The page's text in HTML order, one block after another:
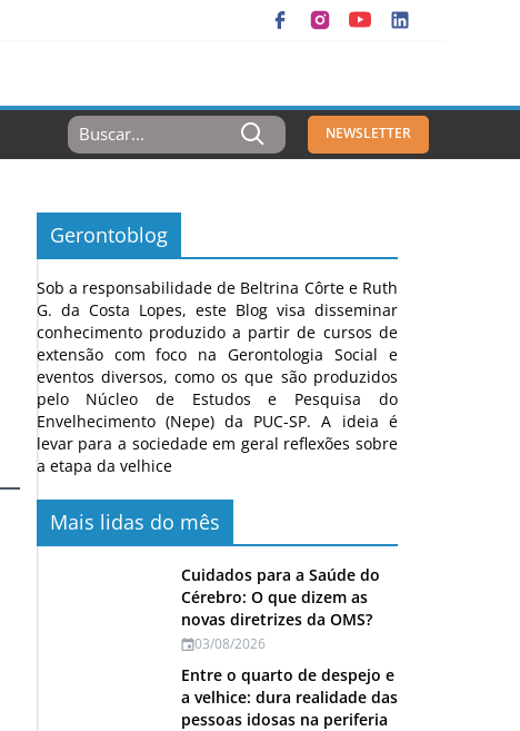
Resultados
Para:
NEWSLETTER
Gerontoblog
Sob a responsabilidade de Beltrina Côrte e Ruth
G. da Costa Lopes, este Blog visa disseminar
conhecimento produzido a partir de cursos de
extensão com foco na Gerontologia Social e
eventos diversos, como os que são produzidos
pelo Núcleo de Estudos e Pesquisa do
Envelhecimento (Nepe) da PUC-SP. A ideia é
levar para a sociedade em geral reflexões sobre
a etapa da velhice
Mais lidas do mês
Cuidados para a Saúde do
Cérebro: O que dizem as
novas diretrizes da OMS?
03/08/2026
Entre o quarto de despejo e
a velhice: dura realidade das
pessoas idosas na periferia